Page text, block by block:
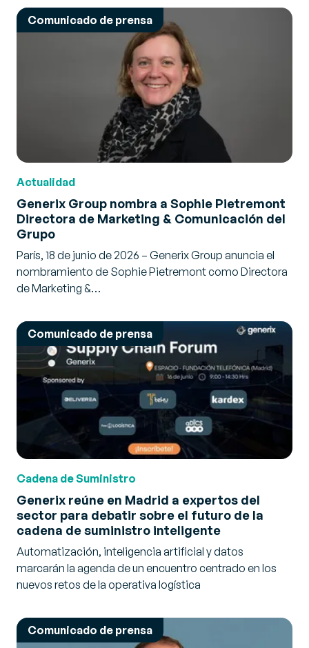
Comunicado de prensa
Actualidad
Generix Group nombra a Sophie Pietremont
Directora de Marketing & Comunicación del
Grupo
París, 18 de junio de 2026 – Generix Group anuncia el
nombramiento de Sophie Pietremont como Directora
de Marketing &…
Comunicado de prensa
Cadena de Suministro
Generix reúne en Madrid a expertos del
sector para debatir sobre el futuro de la
cadena de suministro inteligente
Automatización, inteligencia artificial y datos
marcarán la agenda de un encuentro centrado en los
nuevos retos de la operativa logística
Comunicado de prensa